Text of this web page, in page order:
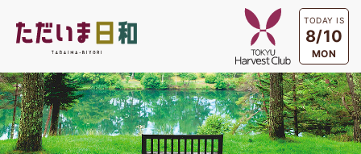
TODAY IS
8/10
MON